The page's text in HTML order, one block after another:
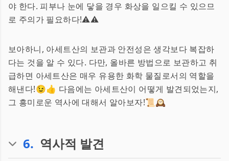
야 한다. 피부나 눈에 닿을 경우 화상을 일으킬 수 있으므
로 주의가 필요하다!⚠️⚠️
보아하니, 아세트산의 보관과 안전성은 생각보다 복잡하
다는 것을 알 수 있다. 다만, 올바른 방법으로 보관하고 취
급하면 아세트산은 매우 유용한 화학 물질로서의 역할을
해낸다!😉👍 다음에는 아세트산이 어떻게 발견되었는지,
그 흥미로운 역사에 대해서 알아보자!📜🕰️
6. 역사적 발견